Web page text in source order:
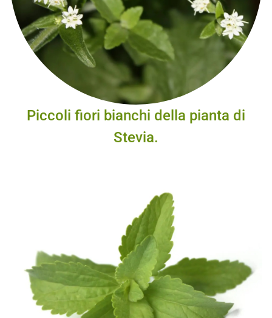
Piccoli fiori bianchi della pianta di
Stevia.